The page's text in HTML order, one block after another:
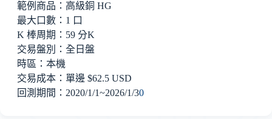
範例商品：高級銅 HG
最大口數：1 口
K 棒周期：59 分K
交易盤別：全日盤
時區：本機
交易成本：單邊 $62.5 USD
回測期間：2020/1/1~2026/1/30